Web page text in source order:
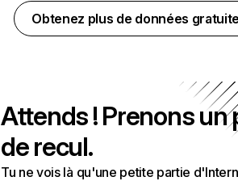
Obtenez plus de données
Attends ! Prenons un
de recul.
Tu ne vois là qu'une petite partie